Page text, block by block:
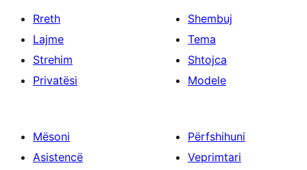
Rreth
Lajme
Strehim
Privatësi
Shembuj
Tema
Shtojca
Modele
Mësoni
Asistencë
Përfshihuni
Veprimtari